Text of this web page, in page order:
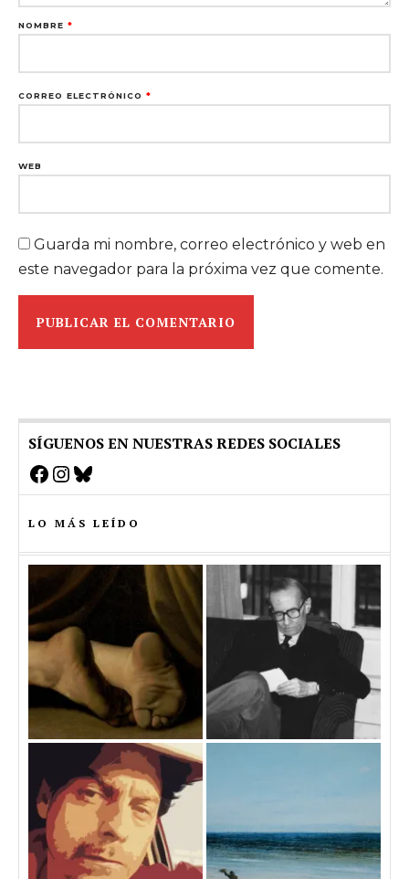
NOMBRE *
CORREO ELECTRÓNICO *
WEB
Guarda mi nombre, correo electrónico y web en
este navegador para la próxima vez que comente.
SÍGUENOS EN NUESTRAS REDES SOCIALES
Facebook
Instagram
Bluesky
LO MÁS LEÍDO